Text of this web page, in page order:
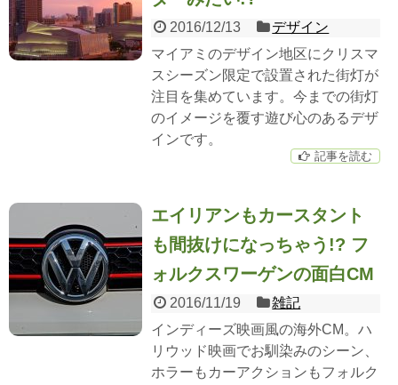
2016/12/13
デザイン
マイアミのデザイン地区にクリスマ
スシーズン限定で設置された街灯が
注目を集めています。今までの街灯
のイメージを覆す遊び心のあるデザ
インです。
記事を読む
エイリアンもカースタント
も間抜けになっちゃう!? フ
ォルクスワーゲンの面白CM
2016/11/19
雑記
インディーズ映画風の海外CM。ハ
リウッド映画でお馴染みのシーン、
ホラーもカーアクションもフォルク